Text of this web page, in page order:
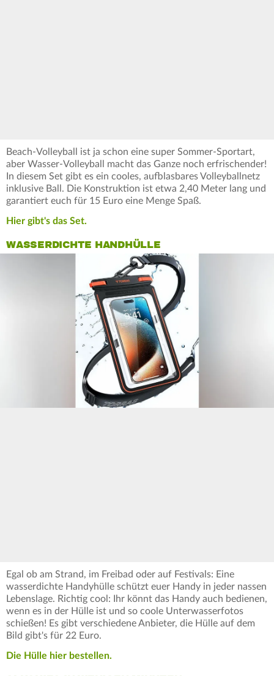
Beach-Volleyball ist ja schon eine super Sommer-Sportart,
aber Wasser-Volleyball macht das Ganze noch erfrischender!
In diesem Set gibt es ein cooles, aufblasbares Volleyballnetz
inklusive Ball. Die Konstruktion ist etwa 2,40 Meter lang und
garantiert euch für 15 Euro eine Menge Spaß.
Hier gibt's das Set.
WASSERDICHTE HANDHÜLLE
Egal ob am Strand, im Freibad oder auf Festivals: Eine
wasserdichte Handyhülle schützt euer Handy in jeder nassen
Lebenslage. Richtig cool: Ihr könnt das Handy auch bedienen,
wenn es in der Hülle ist und so coole Unterwasserfotos
schießen! Es gibt verschiedene Anbieter, die Hülle auf dem
Bild gibt's für 22 Euro.
Die Hülle hier bestellen.